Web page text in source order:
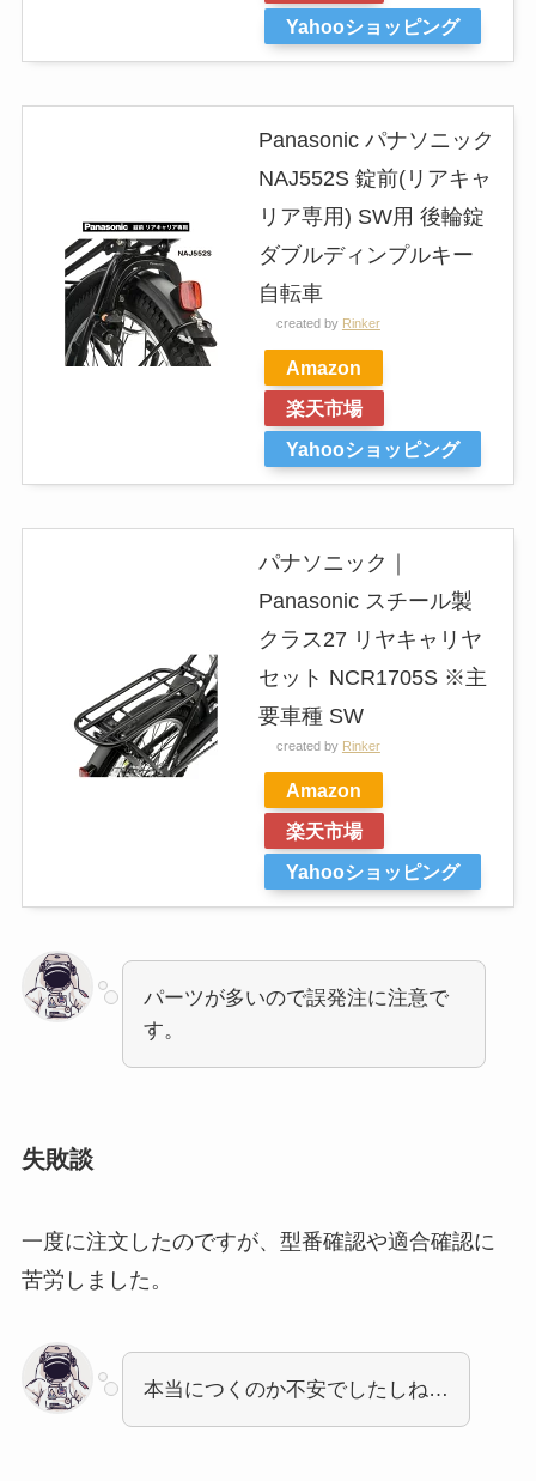
Yahooショッピング
Panasonic パナソニック
NAJ552S 錠前(リアキャ
リア専用) SW用 後輪錠
ダブルディンプルキー
自転車
created by Rinker
Amazon
楽天市場
Yahooショッピング
パナソニック｜
Panasonic スチール製
クラス27 リヤキャリヤ
セット NCR1705S ※主
要車種 SW
created by Rinker
Amazon
楽天市場
Yahooショッピング
パーツが多いので誤発注に注意で
す。
失敗談
一度に注文したのですが、型番確認や適合確認に
苦労しました。
本当につくのか不安でしたしね…